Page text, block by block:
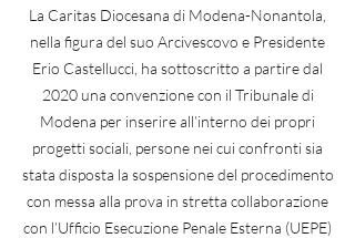
La Caritas Diocesana di Modena-Nonantola,
nella figura del suo Arcivescovo e Presidente
Erio Castellucci, ha sottoscritto a partire dal
2020 una convenzione con il Tribunale di
Modena per inserire all’interno dei propri
progetti sociali, persone nei cui confronti sia
stata disposta la sospensione del procedimento
con messa alla prova in stretta collaborazione
con l’Ufficio Esecuzione Penale Esterna (UEPE)